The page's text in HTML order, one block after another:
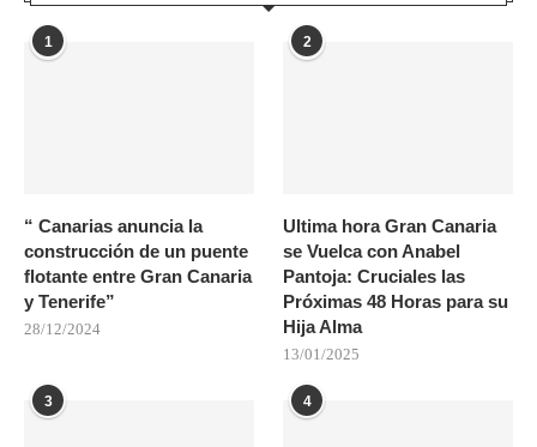
1
“ Canarias anuncia la
construcción de un puente
flotante entre Gran Canaria
y Tenerife”
28/12/2024
2
Ultima hora Gran Canaria
se Vuelca con Anabel
Pantoja: Cruciales las
Próximas 48 Horas para su
Hija Alma
13/01/2025
3 4